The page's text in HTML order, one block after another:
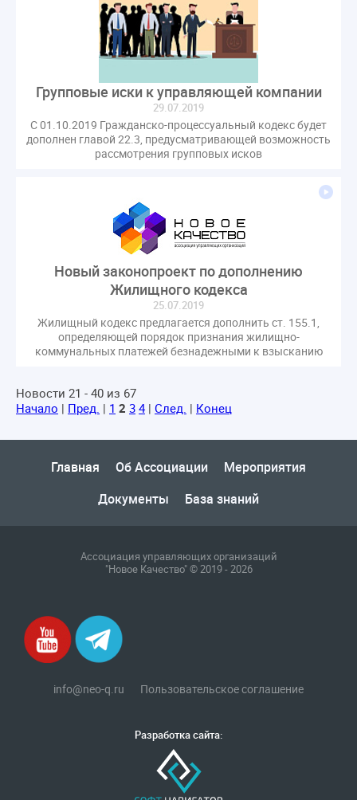
Групповые иски к управляющей компании
29.07.2019
С 01.10.2019 Гражданско-процессуальный кодекс будет
дополнен главой 22.3, предусматривающей возможность
рассмотрения групповых исков
Новый законопроект по дополнению
Жилищного кодекса
25.07.2019
Жилищный кодекс предлагается дополнить ст. 155.1,
определяющей порядок признания жилищно-
коммунальных платежей безнадежными к взысканию
Новости 21 - 40 из 67
Начало | Пред. | 1 2 3 4| След. | Конец
Главная Об Ассоциации
Мероприятия
Документы
База знаний
Ассоциация управляющих организаций
"Новое Качество" © 2019 - 2026
info@neo-q.ru Пользовательское соглашение
Разработка сайта: